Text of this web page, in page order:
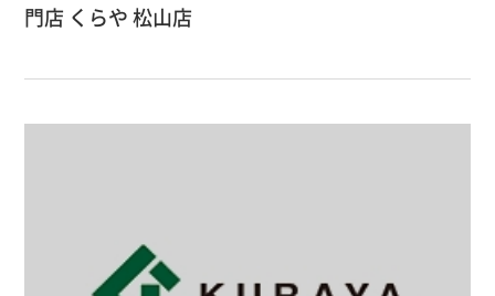
門店 くらや 松山店